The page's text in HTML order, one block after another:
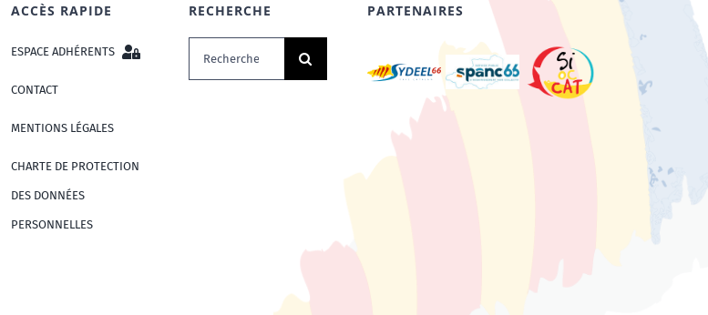
ACCÈS RAPIDE
ESPACE ADHÉRENTS
CONTACT
MENTIONS LÉGALES
CHARTE DE PROTECTION
DES DONNÉES
PERSONNELLES
RECHERCHE
Rechercher:
PARTENAIRES